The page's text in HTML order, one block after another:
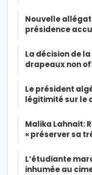
Nouvelle
présidence
La décision de
drapeaux non
Le président
légitimité sur le
Malika Lahnait:
« préserver sa
L’étudiante
inhumée au